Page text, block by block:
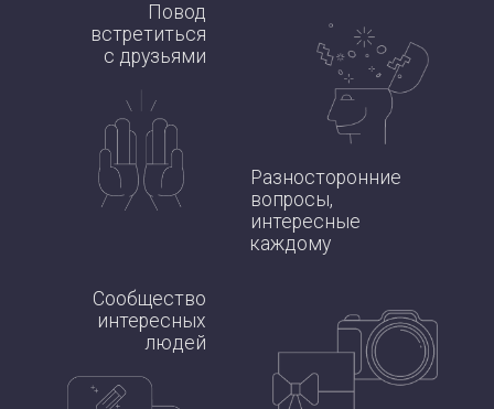
Повод
встретиться
с друзьями
Разносторонние
вопросы,
интересные
каждому
Сообщество
интересных
людей